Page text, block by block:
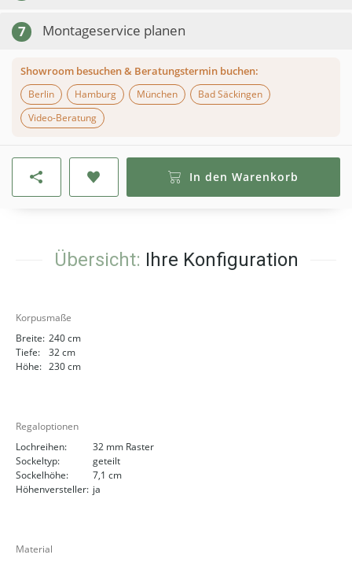
7 Montageservice planen
Showroom besuchen & Beratungstermin buchen:
Berlin
Hamburg München
Bad Säckingen
Video-Beratung
In den Warenkorb
Übersicht: Ihre Konfiguration
Korpusmaße
Breite: 240 cm
Tiefe:
32 cm
Höhe: 230 cm
Regaloptionen
Lochreihen:
32 mm Raster
Sockeltyp:
geteilt
Sockelhöhe:
7,1 cm
Höhenversteller: ja
Material